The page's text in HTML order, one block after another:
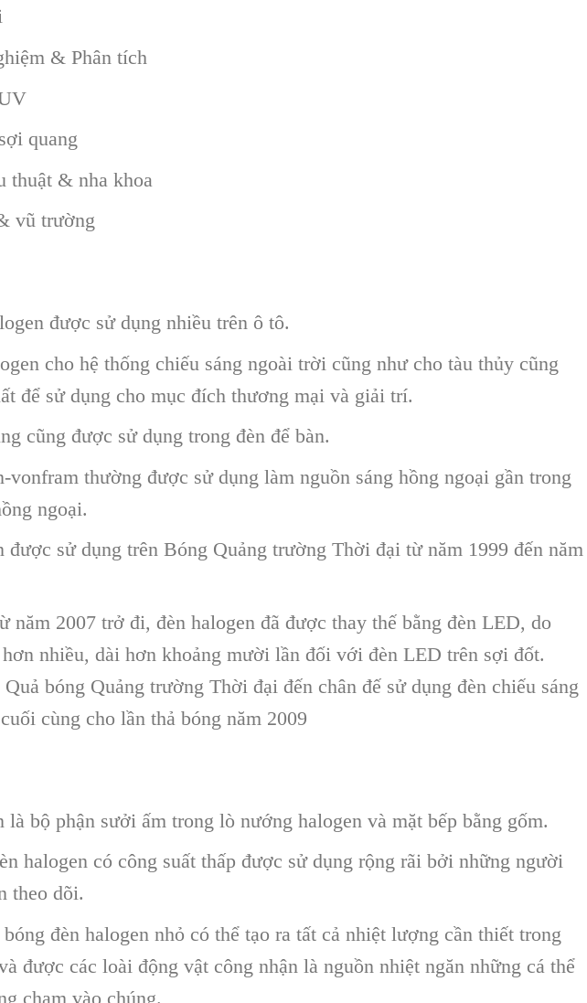
& Phân tích
quang
thuật & nha khoa
vũ trường
được sử dụng nhiều trên ô tô.
cho hệ thống chiếu sáng ngoài trời cũng như cho tàu thủy cũng
để sử dụng cho mục đích thương mại và giải trí.
cũng được sử dụng trong đèn để bàn.
vonfram thường được sử dụng làm nguồn sáng hồng ngoại gần trong
ngoại.
được sử dụng trên Bóng Quảng trường Thời đại từ năm 1999 đến năm
năm 2007 trở đi, đèn halogen đã được thay thế bằng đèn LED, do
nhiều, dài hơn khoảng mười lần đối với đèn LED trên sợi đốt.
bóng Quảng trường Thời đại đến chân đế sử dụng đèn chiếu sáng
cùng cho lần thả bóng năm 2009
là bộ phận sưởi ấm trong lò nướng halogen và mặt bếp bằng gốm.
halogen có công suất thấp được sử dụng rộng rãi bởi những người
theo dõi.
đèn halogen nhỏ có thể tạo ra tất cả nhiệt lượng cần thiết trong
được các loài động vật công nhận là nguồn nhiệt ngăn những cá thể
chạm vào chúng.